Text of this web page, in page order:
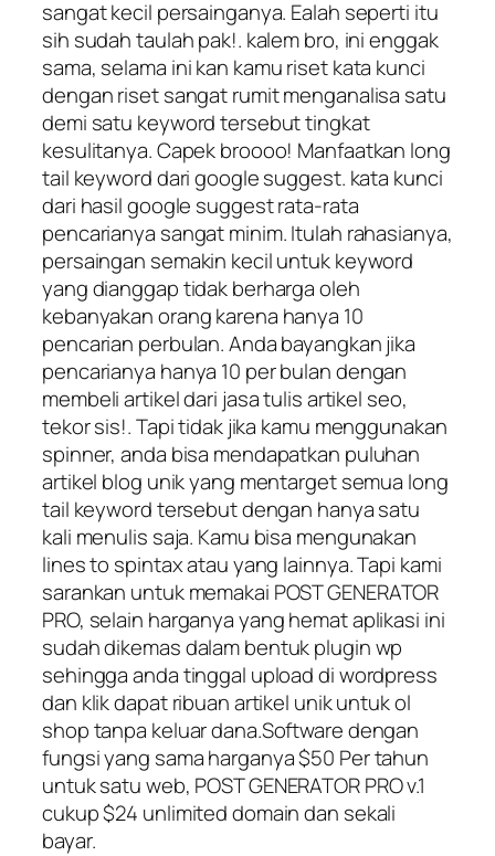
sangat kecil persainganya. Ealah seperti itu
sih sudah taulah pak!. kalem bro, ini enggak
sama, selama ini kan kamu riset kata kunci
dengan riset sangat rumit menganalisa satu
demi satu keyword tersebut tingkat
kesulitanya. Capek broooo! Manfaatkan long
tail keyword dari google suggest. kata kunci
dari hasil google suggest rata-rata
pencarianya sangat minim. Itulah rahasianya,
persaingan semakin kecil untuk keyword
yang dianggap tidak berharga oleh
kebanyakan orang karena hanya 10
pencarian perbulan. Anda bayangkan jika
pencarianya hanya 10 per bulan dengan
membeli artikel dari jasa tulis artikel seo,
tekor sis!. Tapi tidak jika kamu menggunakan
spinner, anda bisa mendapatkan puluhan
artikel blog unik yang mentarget semua long
tail keyword tersebut dengan hanya satu
kali menulis saja. Kamu bisa mengunakan
lines to spintax atau yang lainnya. Tapi kami
sarankan untuk memakai POST GENERATOR
PRO, selain harganya yang hemat aplikasi ini
sudah dikemas dalam bentuk plugin wp
sehingga anda tinggal upload di wordpress
dan klik dapat ribuan artikel unik untuk ol
shop tanpa keluar dana.Software dengan
fungsi yang sama harganya $50 Per tahun
untuk satu web, POST GENERATOR PRO v.1
cukup $24 unlimited domain dan sekali
bayar.